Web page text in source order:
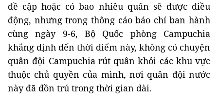
đề cập hoặc có bao nhiêu quân sẽ được điều
động, nhưng trong thông cáo báo chí ban hành
cùng ngày 9-6, Bộ Quốc phòng Campuchia
khẳng định đến thời điểm này, không có chuyện
quân đội Campuchia rút quân khỏi các khu vực
thuộc chủ quyền của mình, nơi quân đội nước
này đã đồn trú trong thời gian dài.